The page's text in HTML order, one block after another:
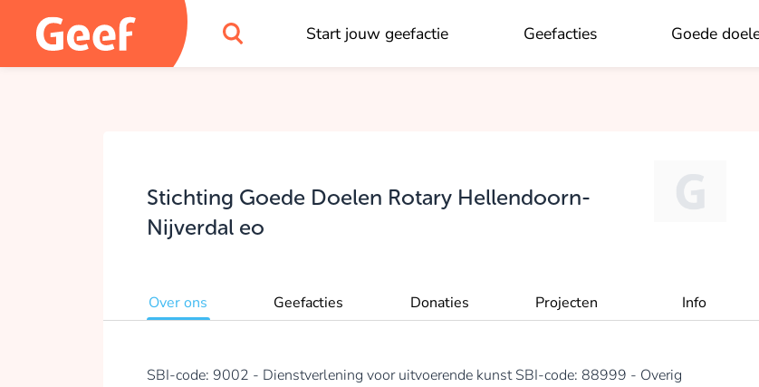
Start jouw geefactie Geefacties Goede
Stichting Goede Doelen Rotary Hellendoorn-
Nijverdal eo
Over ons Geefacties Donaties Projecten Info
SBI-code: 9002 - Dienstverlening voor uitvoerende kunst SBI-code: 88999 - Overig